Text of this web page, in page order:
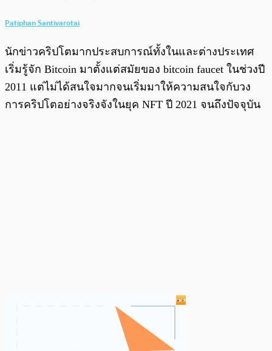
Patiphan Santivarotai
นักข่าวคริปโตมากประสบการณ์ทั้งในและต่างประเทศ
เริ่มรู้จัก Bitcoin มาตั้งแต่สมัยของ bitcoin faucet ในช่วงปี
2011 แต่ไม่ได้สนใจมากจนเริ่มมาให้ความสนใจกับวง
การคริปโตอย่างจริงจังในยุค NFT ปี 2021 จนถึงปัจจุบัน